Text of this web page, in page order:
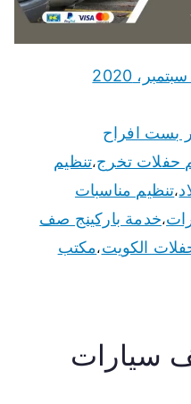
بست افراح
حفلات تخرج،تنظيم
،تنظيم مناسبات
،خدمة باركينج صف
الكويت،مكتب
سيارات